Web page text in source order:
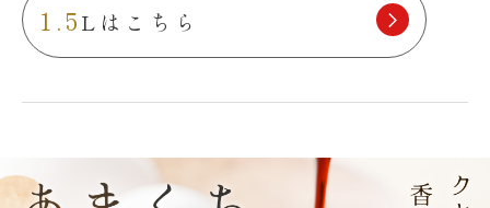
1.5Lはこちら